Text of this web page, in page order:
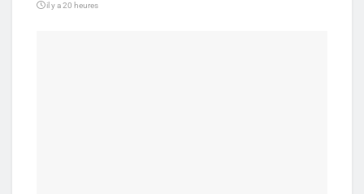
il y a 20 heures